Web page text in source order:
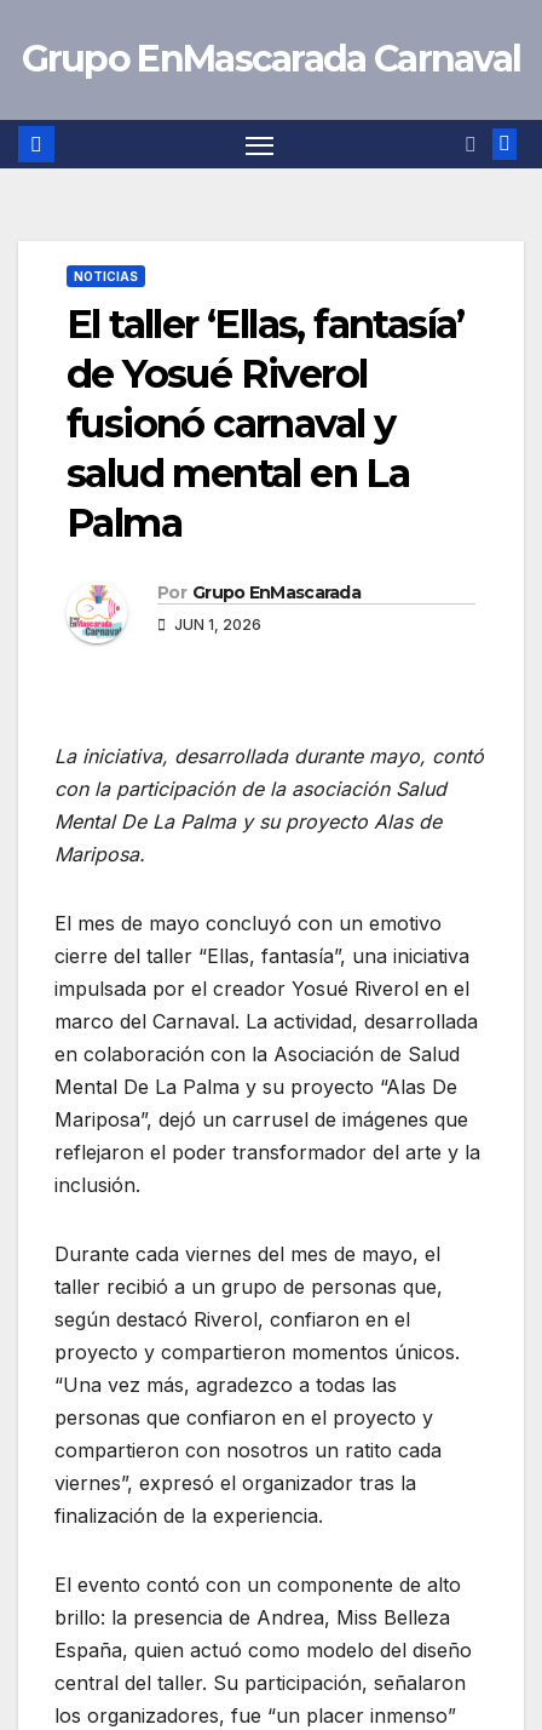
Grupo EnMascarada Carnaval
NOTICIAS
El taller ‘Ellas, fantasía’
de Yosué Riverol
fusionó carnaval y
salud mental en La
Palma
Por Grupo EnMascarada
JUN 1, 2026
La iniciativa, desarrollada durante mayo, contó
con la participación de la asociación Salud
Mental De La Palma y su proyecto Alas de
Mariposa.
El mes de mayo concluyó con un emotivo
cierre del taller “Ellas, fantasía”, una iniciativa
impulsada por el creador Yosué Riverol en el
marco del Carnaval. La actividad, desarrollada
en colaboración con la Asociación de Salud
Mental De La Palma y su proyecto “Alas De
Mariposa”, dejó un carrusel de imágenes que
reflejaron el poder transformador del arte y la
inclusión.
Durante cada viernes del mes de mayo, el
taller recibió a un grupo de personas que,
según destacó Riverol, confiaron en el
proyecto y compartieron momentos únicos.
“Una vez más, agradezco a todas las
personas que confiaron en el proyecto y
compartieron con nosotros un ratito cada
viernes”, expresó el organizador tras la
finalización de la experiencia.
El evento contó con un componente de alto
brillo: la presencia de Andrea, Miss Belleza
España, quien actuó como modelo del diseño
central del taller. Su participación, señalaron
los organizadores, fue “un placer inmenso”